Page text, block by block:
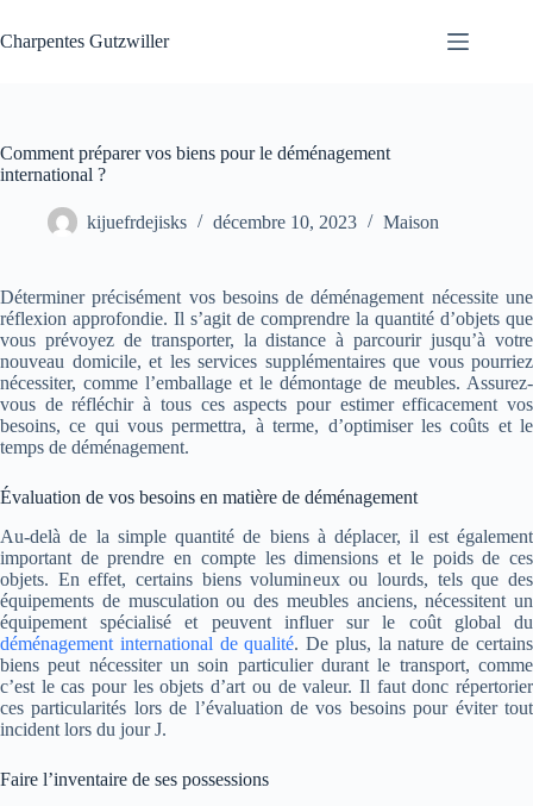
au
contenu
Charpentes Gutzwiller
Comment préparer vos biens pour le déménagement
international ?
kijuefrdejisks décembre 10, 2023 Maison
Déterminer précisément vos besoins de déménagement nécessite une
réflexion approfondie. Il s’agit de comprendre la quantité d’objets que
vous prévoyez de transporter, la distance à parcourir jusqu’à votre
nouveau domicile, et les services supplémentaires que vous pourriez
nécessiter, comme l’emballage et le démontage de meubles. Assurez-
vous de réfléchir à tous ces aspects pour estimer efficacement vos
besoins, ce qui vous permettra, à terme, d’optimiser les coûts et le
temps de déménagement.
Évaluation de vos besoins en matière de déménagement
Au-delà de la simple quantité de biens à déplacer, il est également
important de prendre en compte les dimensions et le poids de ces
objets. En effet, certains biens volumineux ou lourds, tels que des
équipements de musculation ou des meubles anciens, nécessitent un
équipement spécialisé et peuvent influer sur le coût global du
déménagement international de qualité. De plus, la nature de certains
biens peut nécessiter un soin particulier durant le transport, comme
c’est le cas pour les objets d’art ou de valeur. Il faut donc répertorier
ces particularités lors de l’évaluation de vos besoins pour éviter tout
incident lors du jour J.
Faire l’inventaire de ses possessions